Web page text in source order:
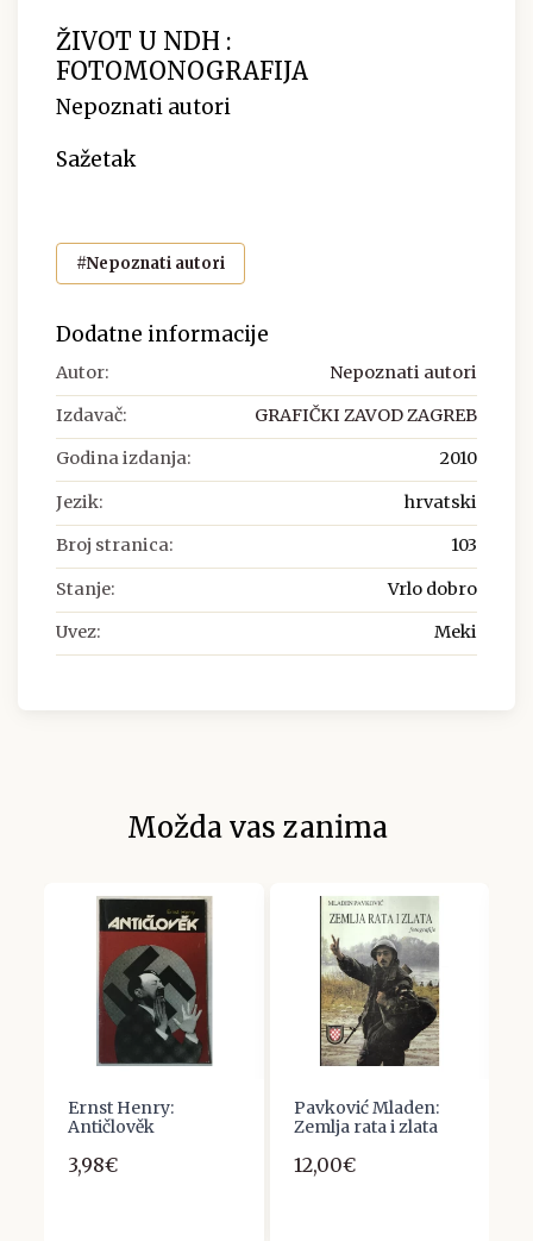
ŽIVOT U NDH :
FOTOMONOGRAFIJA
Nepoznati autori
Sažetak
#Nepoznati autori
Dodatne informacije
Autor: Nepoznati autori
Izdavač: GRAFIČKI ZAVOD ZAGREB
Godina izdanja: 2010
Jezik: hrvatski
Broj stranica: 103
Stanje: Vrlo dobro
Uvez: Meki
Možda vas zanima
Ernst Henry:
Antičlověk
3,98€
Pavković Mladen:
Zemlja rata i zlata
12,00€